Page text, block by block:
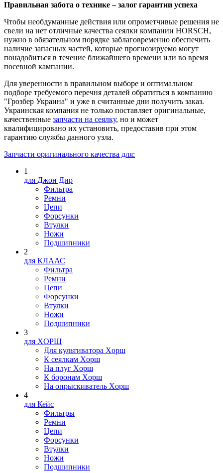
Правильная забота о технике – залог гарантии успеха
Чтобы необдуманные действия или опрометчивые решения не
свели на нет отличные качества сеялки компании HORSCH,
нужно в обязательном порядке заблаговременно обеспечить
наличие запасных частей, которые прогнозируемо могут
понадобиться в течение ближайшего времени или во время
посевной кампании.
Для уверенности в правильном выборе и оптимальном
подборе требуемого перечня деталей обратиться в компанию
"Грозбер Украина" и уже в считанные дни получить заказ.
Украинская компания не только поставляет оригинальные,
качественные запчасти на сеялку, но и может
квалифицировано их установить, предоставив при этом
гарантию службы данного узла.
Запчасти оригинального качества для:
1
для Джон Дир
Фильтра
Ремни
Цепи
Форсунки
Втулки
Ножи
Подшипники
2
для КЛААС
Фильтра
Ремни
Цепи
Форсунки
Втулки
Ножи
Подшипники
3
для XOPШ
Для культиватора Xopш
К сеялкам Xopш
На плуг Xopш
К боронам Xopш
На опрыскиватель Xopш
4
для Кейс
Фильтры
Ремни
Цепи
Форсунки
Втулки
Ножи
Подшипники